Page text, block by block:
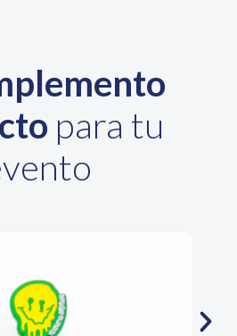
para tu